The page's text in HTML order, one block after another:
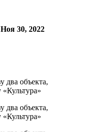
Ноя 30, 2022